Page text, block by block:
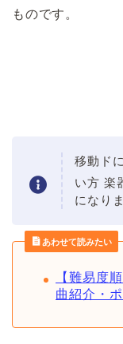
ものです。
移動ド
い方 楽
になり
あわせて読みたい
【難易度
曲紹介・